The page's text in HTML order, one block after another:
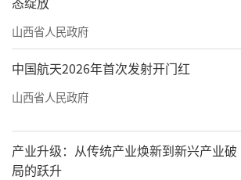
山西省人民政府
中国航天2026年首次发射开门红
山西省人民政府
产业升级：从传统产业焕新到新兴产业破
局的跃升